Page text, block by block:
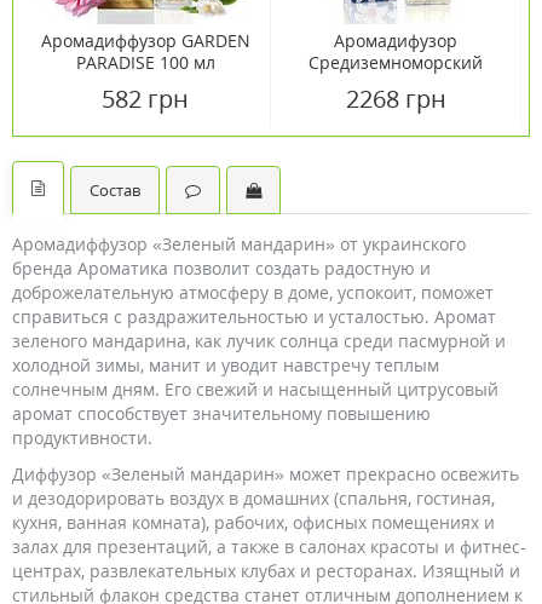
Аромадиффузор GARDEN
PARADISE 100 мл
582 грн
Аромадифузор
Средиземноморский
Флоринда / Florinda
2268 грн
Состав
Аромадиффузор «Зеленый мандарин» от украинского
бренда Ароматика позволит создать радостную и
доброжелательную атмосферу в доме, успокоит, поможет
справиться с раздражительностью и усталостью. Аромат
зеленого мандарина, как лучик солнца среди пасмурной и
холодной зимы, манит и уводит навстречу теплым
солнечным дням. Его свежий и насыщенный цитрусовый
аромат способствует значительному повышению
продуктивности.
Диффузор «Зеленый мандарин» может прекрасно освежить
и дезодорировать воздух в домашних (спальня, гостиная,
кухня, ванная комната), рабочих, офисных помещениях и
залах для презентаций, а также в салонах красоты и фитнес-
центрах, развлекательных клубах и ресторанах. Изящный и
стильный флакон средства станет отличным дополнением к